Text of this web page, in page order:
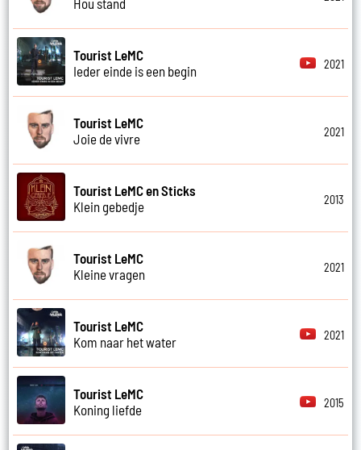
Tourist LeMC
Ieder einde is een begin
2021
Tourist LeMC
Joie de vivre
2021
Tourist LeMC en Sticks
Klein gebedje
2013
Tourist LeMC
Kleine vragen
2021
Tourist LeMC
Kom naar het water
2021
Tourist LeMC
Koning liefde
2015